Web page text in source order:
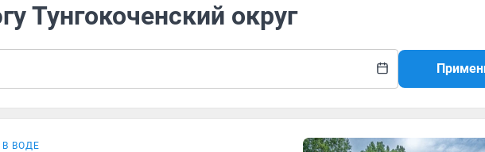
Тунгокоченский округ
ВОДЕ